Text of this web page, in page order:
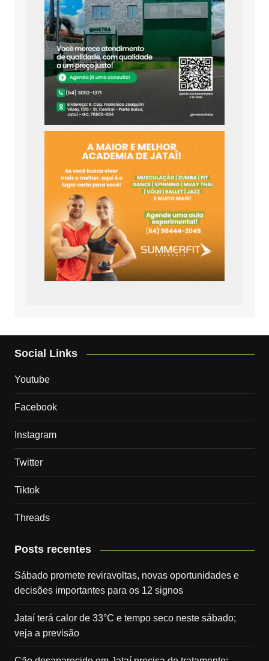
Social Links
Youtube
Facebook
Instagram
Twitter
Tiktok
Threads
Posts recentes
Sábado promete reviravoltas, novas oportunidades e
decisões importantes para os 12 signos
Jataí terá calor de 33°C e tempo seco neste sábado;
veja a previsão